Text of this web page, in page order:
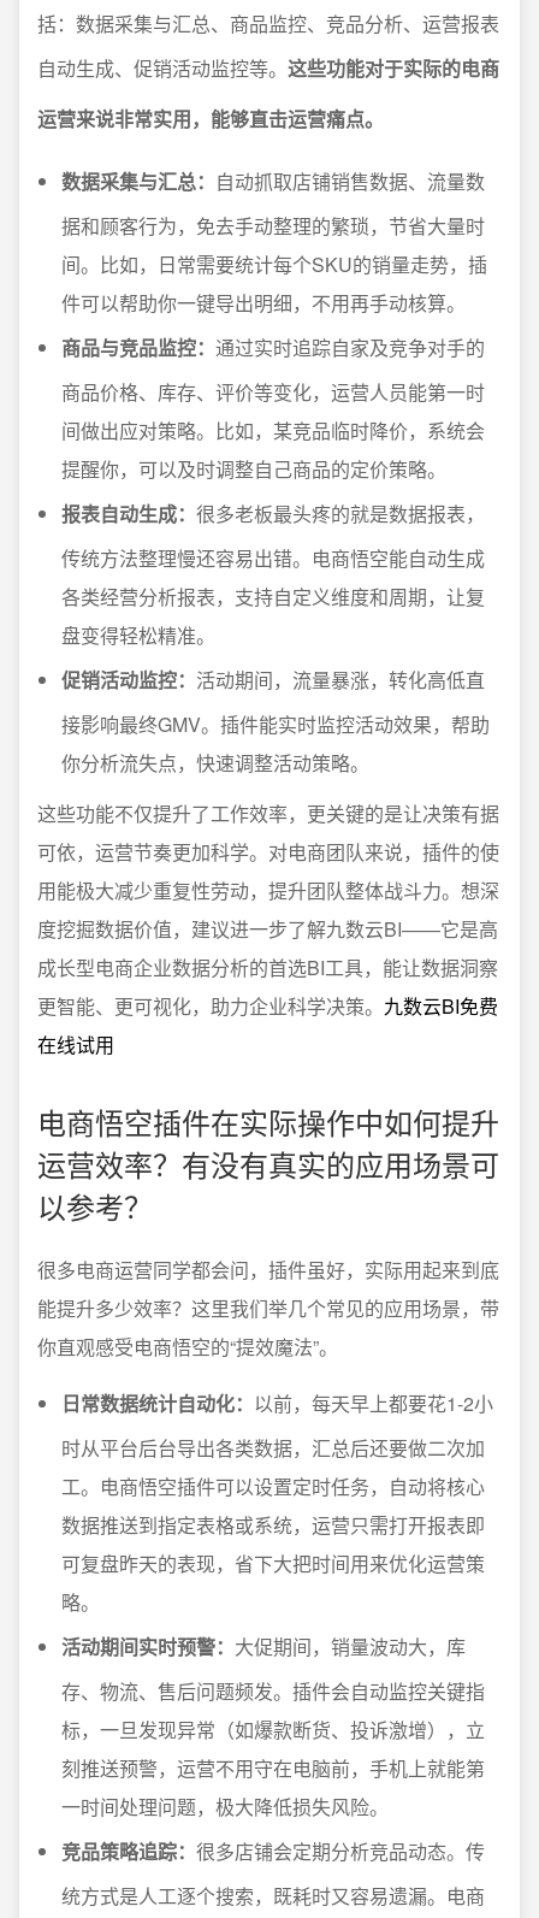
括：数据采集与汇总、商品监控、竞品分析、运营报表
自动生成、促销活动监控等。 这些功能对于实际的电商
运营来说非常实用，能够直击运营痛点。
数据采集与汇总： 自动抓取店铺销售数据、流量数
据和顾客行为，免去手动整理的繁琐，节省大量时
间。比如，日常需要统计每个SKU的销量走势，插
件可以帮助你一键导出明细，不用再手动核算。
商品与竞品监控： 通过实时追踪自家及竞争对手的
商品价格、库存、评价等变化，运营人员能第一时
间做出应对策略。比如，某竞品临时降价，系统会
提醒你，可以及时调整自己商品的定价策略。
报表自动生成： 很多老板最头疼的就是数据报表，
传统方法整理慢还容易出错。电商悟空能自动生成
各类经营分析报表，支持自定义维度和周期，让复
盘变得轻松精准。
促销活动监控： 活动期间，流量暴涨，转化高低直
接影响最终GMV。插件能实时监控活动效果，帮助
你分析流失点，快速调整活动策略。
这些功能不仅提升了工作效率，更关键的是让决策有据
可依，运营节奏更加科学。对电商团队来说，插件的使
用能极大减少重复性劳动，提升团队整体战斗力。想深
度挖掘数据价值，建议进一步了解九数云BI——它是高
成长型电商企业数据分析的首选BI工具，能让数据洞察
更智能、更可视化，助力企业科学决策。 九数云BI免费
在线试用
电商悟空插件在实际操作中如何提升
运营效率？有没有真实的应用场景可
以参考？
很多电商运营同学都会问，插件虽好，实际用起来到底
能提升多少效率？这里我们举几个常见的应用场景，带
你直观感受电商悟空的“提效魔法”。
日常数据统计自动化： 以前，每天早上都要花1-2小
时从平台后台导出各类数据，汇总后还要做二次加
工。电商悟空插件可以设置定时任务，自动将核心
数据推送到指定表格或系统，运营只需打开报表即
可复盘昨天的表现，省下大把时间用来优化运营策
略。
活动期间实时预警： 大促期间，销量波动大，库
存、物流、售后问题频发。插件会自动监控关键指
标，一旦发现异常（如爆款断货、投诉激增），立
刻推送预警，运营不用守在电脑前，手机上就能第
一时间处理问题，极大降低损失风险。
竞品策略追踪： 很多店铺会定期分析竞品动态。传
统方式是人工逐个搜索，既耗时又容易遗漏。电商